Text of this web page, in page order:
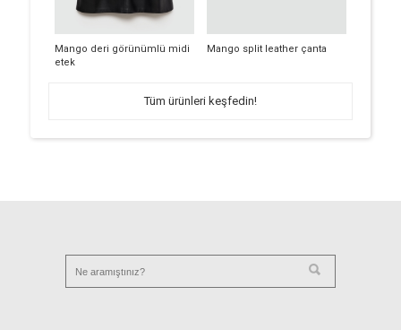
Mango deri görünümlü midi
etek
Mango split leather çanta
Tüm ürünleri keşfedin!